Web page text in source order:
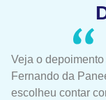
Veja o depoimento
Fernando da
escolheu contar